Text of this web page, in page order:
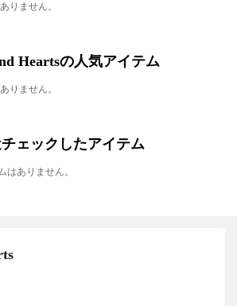
りません。
Heartsの人気アイテム
りません。
ェックしたアイテム
はありません。